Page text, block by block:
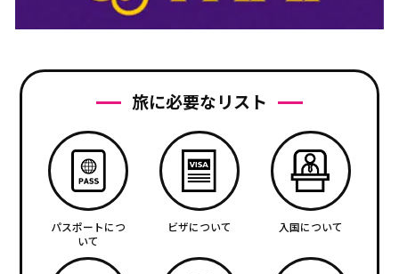
旅に必要なリスト
パスポートにつ
いて
ビザについて 入国について